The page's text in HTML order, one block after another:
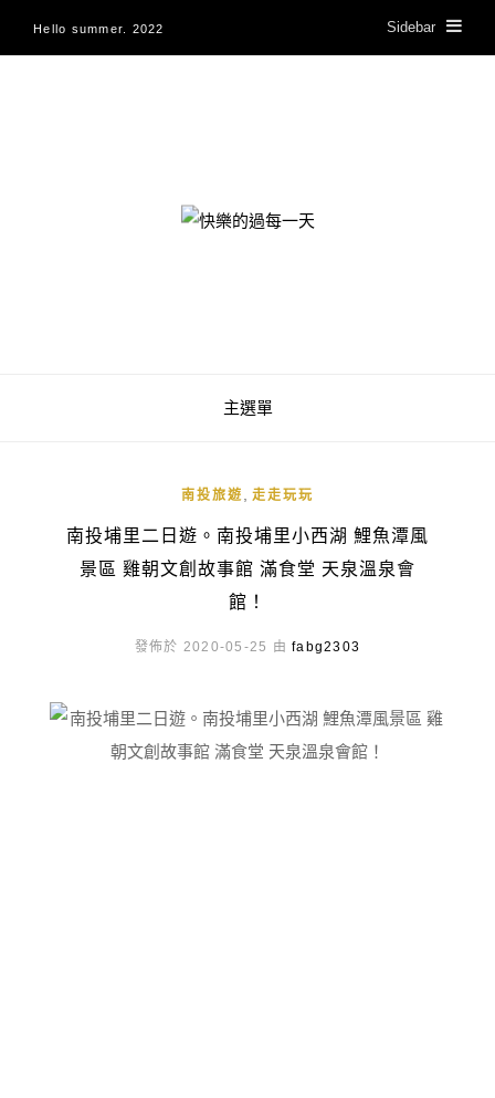
Hello summer. 2022 Sidebar
快樂的過每一天
主選單
南投旅遊 走走玩玩
南投埔里二日遊。南投埔里小西湖 鯉魚潭風
景區 雞朝文創故事館 滿食堂 天泉溫泉會
館！
發佈於 2020-05-25 由fabg2303